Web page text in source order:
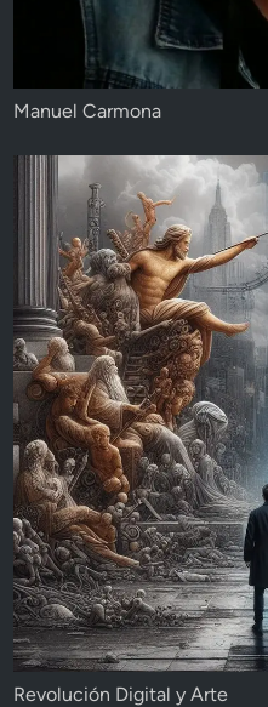
Manuel Carmona
Revolución Digital y Arte